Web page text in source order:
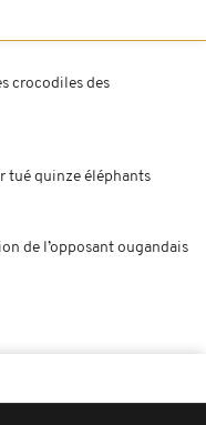
crocodiles des
tué quinze éléphants
de l’opposant ougandais